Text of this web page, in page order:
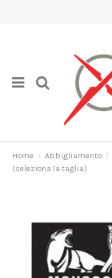
Home Abbigliamento
(seleziona la taglia)